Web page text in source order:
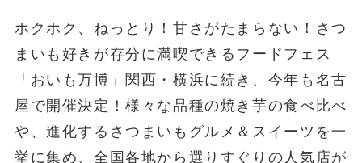
ホクホク、ねっとり！甘さがたまらない！さつ
まいも好きが存分に満喫できるフードフェス
「おいも万博」関西・横浜に続き、今年も名古
屋で開催決定！様々な品種の焼き芋の食べ比べ
や、進化するさつまいもグルメ＆スイーツを一
挙に集め、全国各地から選りすぐりの人気店が